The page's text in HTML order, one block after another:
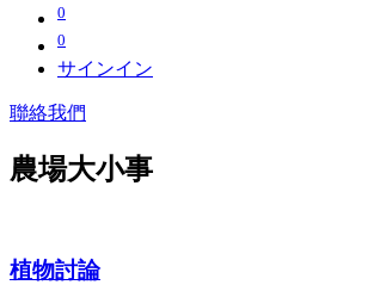
0
0
サインイン
聯絡我們
農場大小事
植物討論